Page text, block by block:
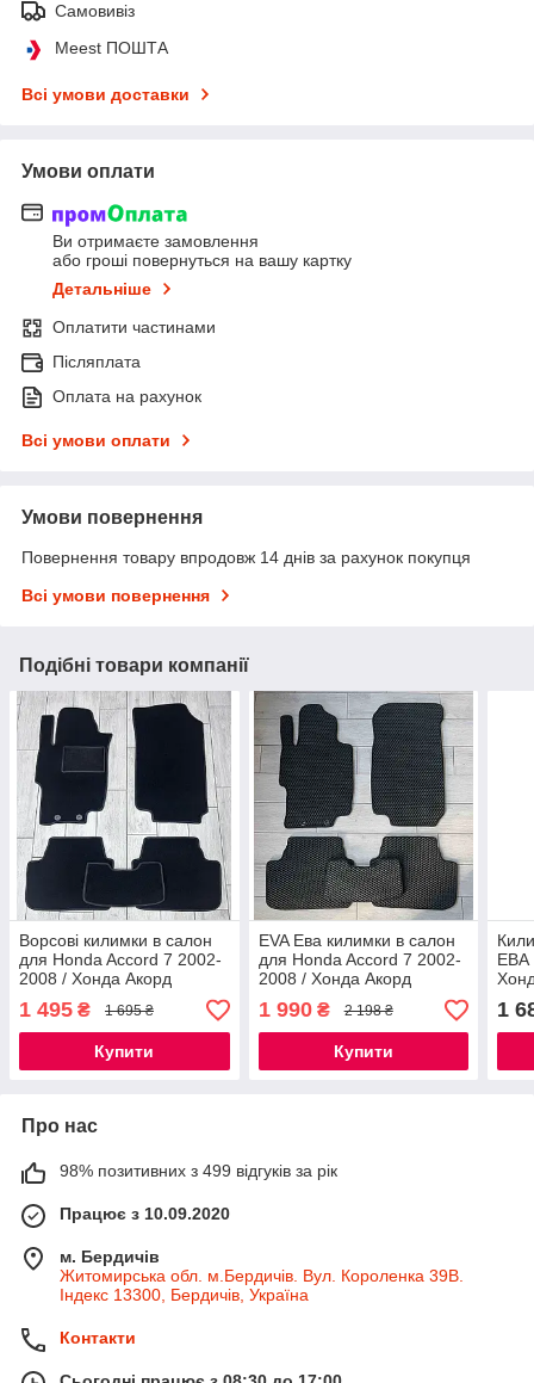
Самовивіз
Meest ПОШТА
Всі умови доставки
Умови оплати
Ви отримаєте замовлення
або гроші повернуться на вашу картку
Детальніше
Оплатити частинами
Післяплата
Оплата на рахунок
Всі умови оплати
Умови повернення
Повернення товару впродовж 14 днів за рахунок покупця
Всі умови повернення
Подібні товари компанії
Ворсові килимки в салон
для Honda Accord 7 2002-
2008 / Хонда Акорд
килимки ворсові
1 495 ₴ 1 695 ₴
Купити
EVA Ева килимки в салон
для Honda Accord 7 2002-
2008 / Хонда Акорд
килимки
1 990₴ 2 198 ₴
Купити
ЕВА
/
1
Про нас
98% позитивних з 499 відгуків за рік
Працює з 10.09.2020
м. Бердичів
Житомирська обл. м.Бердичів. Вул. Короленка 39В.
Індекс 13300, Бердичів, Україна
Контакти